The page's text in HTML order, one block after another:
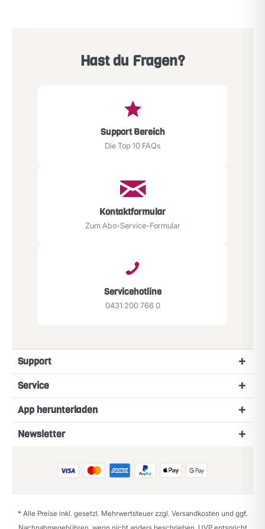
Hast du Fragen?
Support Bereich
Die Top 10 FAQs
Kontaktformular
Zum Abo-Service-Formular
Servicehotline
0431 200 766 0
Support
Service
App herunterladen
Newsletter
* Alle Preise inkl. gesetzl. Mehrwertsteuer zzgl. Versandkosten und ggf.